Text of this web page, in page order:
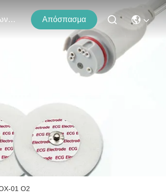
Επικοινωνήστε Μαζί Μας Απόσπασμα
01 Ο2